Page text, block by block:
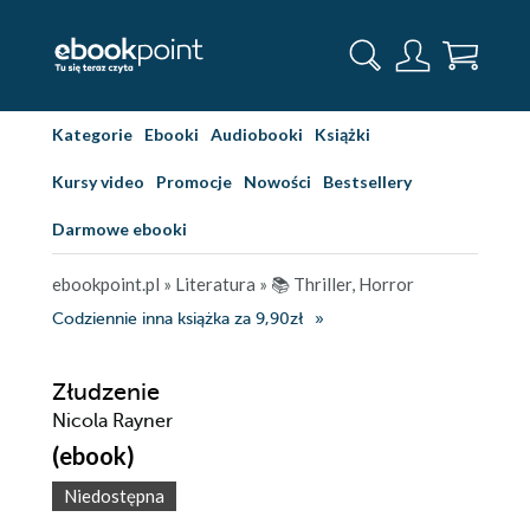
Kategorie Ebooki Audiobooki Książki
Kursy video Promocje Nowości Bestsellery
Darmowe ebooki
ebookpoint.pl » Literatura » 📚 Thriller, Horror
Codziennie inna książka za 9,90zł
Złudzenie
Nicola Rayner
(ebook)
Niedostępna